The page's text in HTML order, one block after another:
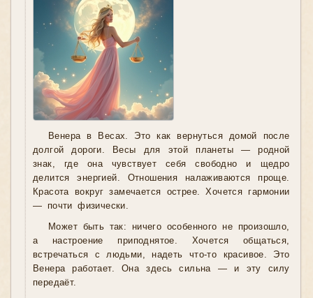
Венера в Весах. Это как вернуться домой после
долгой дороги. Весы для этой планеты — родной
знак, где она чувствует себя свободно и щедро
делится энергией. Отношения налаживаются проще.
Красота вокруг замечается острее. Хочется гармонии
— почти физически.
Может быть так: ничего особенного не произошло,
а настроение приподнятое. Хочется общаться,
встречаться с людьми, надеть что-то красивое. Это
Венера работает. Она здесь сильна — и эту силу
передаёт.